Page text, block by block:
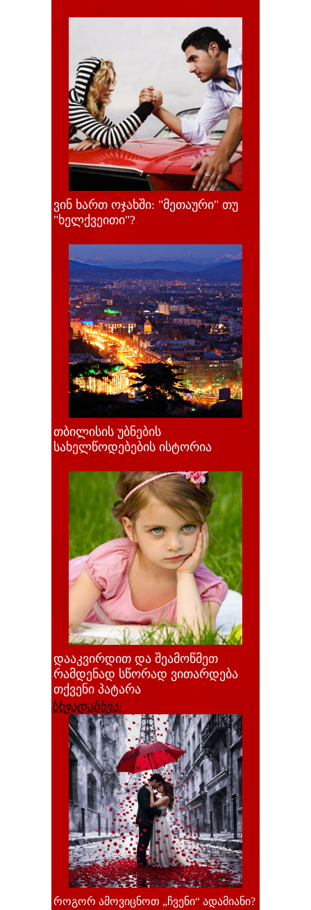
ვინ ხართ ოჯახში: "მეთაური" თუ
"ხელქვეითი"?
თბილისის უბნების
სახელწოდებების ისტორია
დააკვირდით და შეამოწმეთ
რამდენად სწორად ვითარდება
თქვენი პატარა
სხვადასხვა:
როგორ ამოვიცნოთ „ჩვენი“ ადამიანი?